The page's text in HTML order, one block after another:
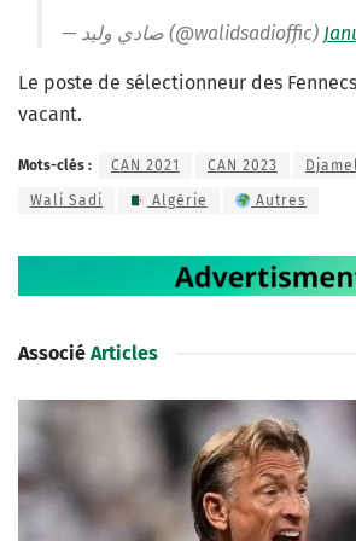
— صادي وليد (@walidsadioffic)
Le poste de sélectionneur des
vacant.
Mots-clés : CAN 2021 CAN 2023
Wali Sadi Algérie Autres
Associé Articles